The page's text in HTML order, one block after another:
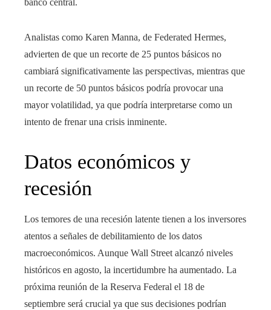
Analistas como Karen Manna, de Federated Hermes,
advierten de que un recorte de 25 puntos básicos no
cambiará significativamente las perspectivas, mientras que
un recorte de 50 puntos básicos podría provocar una
mayor volatilidad, ya que podría interpretarse como un
intento de frenar una crisis inminente.
Datos económicos y
recesión
Los temores de una recesión latente tienen a los inversores
atentos a señales de debilitamiento de los datos
macroeconómicos. Aunque Wall Street alcanzó niveles
históricos en agosto, la incertidumbre ha aumentado. La
próxima reunión de la Reserva Federal el 18 de
septiembre será crucial ya que sus decisiones podrían